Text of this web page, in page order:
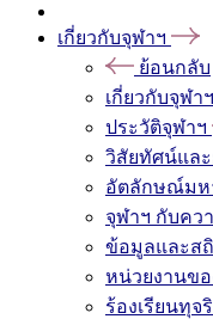
เกี่ยวกับจุฬาฯ
ย้อนกลับ
เกี่ยวกับจุฬาฯ
ประวัติจุฬาฯ
วิสัยทัศน์แล
อัตลักษณ์มห
จุฬาฯ กับคว
ข้อมูลและส
หน่วยงานขอ
ร้องเรียนทุ